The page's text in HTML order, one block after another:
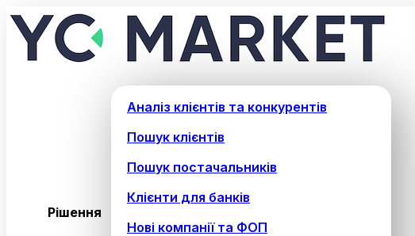
Рішення
Аналіз клієнтів та конкурентів
Пошук клієнтів
Пошук постачальників
Клієнти для банків
Нові компанії та ФОП